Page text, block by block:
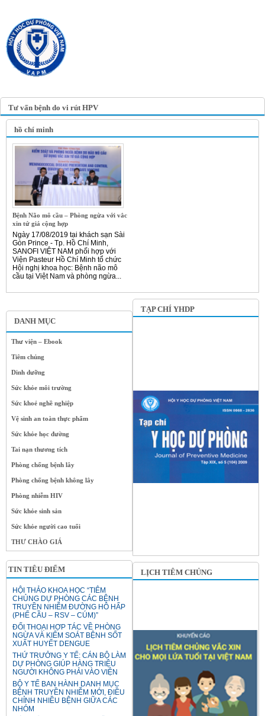
Tư vấn bệnh do vi rút HPV
DANH MỤC
Thư viện – Ebook
Tiêm chủng
Dinh dưỡng
Sức khỏe môi trường
Sức khoẻ nghề nghiệp
Vệ sinh an toàn thực phẩm
Sức khỏe học đường
Tai nạn thương tích
Phòng chống bệnh lây
Phòng chống bệnh không lây
Phòng nhiễm HIV
Sức khỏe sinh sản
Sức khỏe người cao tuổi
THƯ CHÀO GIÁ
TIN TIÊU ĐIỂM
HỘI THẢO KHOA HỌC “TIÊM
CHỦNG DỰ PHÒNG CÁC BỆNH
TRUYỀN NHIỄM ĐƯỜNG HÔ HẤP
(PHẾ CẦU – RSV – CÚM)”
ĐỐI THOẠI HỢP TÁC VỀ PHÒNG
NGỪA VÀ KIỂM SOÁT BỆNH SỐT
XUẤT HUYẾT DENGUE
THỨ TRƯỞNG Y TẾ: CÁN BỘ LÀM
DỰ PHÒNG GIÚP HÀNG TRIỆU
NGƯỜI KHÔNG PHẢI VÀO VIỆN
BỘ Y TẾ BAN HÀNH DANH MỤC
BỆNH TRUYỀN NHIỄM MỚI, ĐIỀU
CHỈNH NHIỀU BỆNH GIỮA CÁC
NHÓM
hồ chí minh
Bệnh Não mô cầu – Phòng ngừa với vắc
xin tứ giá cộng hợp
Ngày 17/08/2019 tại khách sạn Sài
Gòn Prince - Tp. Hồ Chí Minh,
SANOFI VIỆT NAM phối hợp với
Viện Pasteur Hồ Chí Minh tổ chức
Hội nghị khoa học: Bệnh não mô
cầu tại Việt Nam và phòng ngừa...
TẠP CHÍ YHDP
LỊCH TIÊM CHỦNG